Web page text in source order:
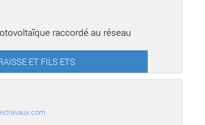
raccordé au réseau
ET FILS ETS